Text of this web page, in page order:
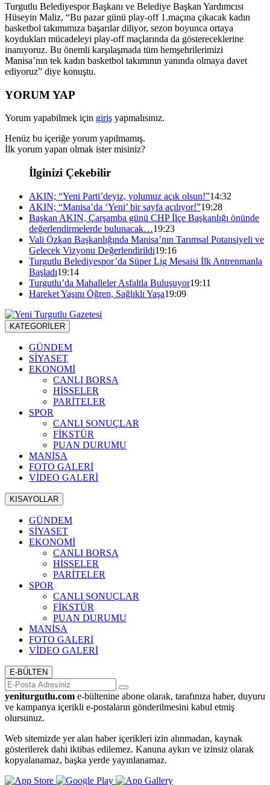
Turgutlu Belediyespor Başkanı ve Belediye Başkan Yardımcısı
Hüseyin Maliz, “Bu pazar günü play-off 1.maçına çıkacak kadın
basketbol takımımıza başarılar diliyor, sezon boyunca ortaya
koydukları mücadeleyi play-off maçlarında da göstereceklerine
inanıyoruz. Bu önemli karşılaşmada tüm hemşehrilerimizi
Manisa’nın tek kadın basketbol takımının yanında olmaya davet
ediyoruz” diye konuştu.
YORUM YAP
Yorum yapabilmek için giriş yapmalısınız.
Henüz bu içeriğe yorum yapılmamış.
İlk yorum yapan olmak ister misiniz?
İlginizi Çekebilir
AKIN; “Yeni Parti’deyiz, yolumuz açık olsun!”14:32
AKIN; “Manisa’da ‘Yeni’ bir sayfa açılıyor!”19:28
Başkan AKIN, Çarşamba günü CHP İlçe Başkanlığı önünde
değerlendirmelerde bulunacak…19:23
Vali Özkan Başkanlığında Manisa’nın Tarımsal Potansiyeli ve
Gelecek Vizyonu Değerlendirildi19:16
Turgutlu Belediyespor’da Süper Lig Mesaisi İlk Antrenmanla
Başladı19:14
Turgutlu’da Mahalleler Asfaltla Buluşuyor19:11
Hareket Yaşını Öğren, Sağlıklı Yaşa19:09
KATEGORİLER
GÜNDEM
SİYASET
EKONOMİ
CANLI BORSA
HİSSELER
PARİTELER
SPOR
CANLI SONUÇLAR
FİKSTÜR
PUAN DURUMU
MANİSA
FOTO GALERİ
VİDEO GALERİ
KISAYOLLAR
GÜNDEM
SİYASET
EKONOMİ
CANLI BORSA
HİSSELER
PARİTELER
SPOR
CANLI SONUÇLAR
FİKSTÜR
PUAN DURUMU
MANİSA
FOTO GALERİ
VİDEO GALERİ
E-BÜLTEN
yeniturgutlu.com e-bültenine abone olarak, tarafınıza haber, duyuru
ve kampanya içerikli e-postaların gönderilmesini kabul etmiş
olursunuz.
Web sitemizde yer alan haber içerikleri izin alınmadan, kaynak
gösterilerek dahi iktibas edilemez. Kanuna aykırı ve izinsiz olarak
kopyalanamaz, başka yerde yayınlanamaz.